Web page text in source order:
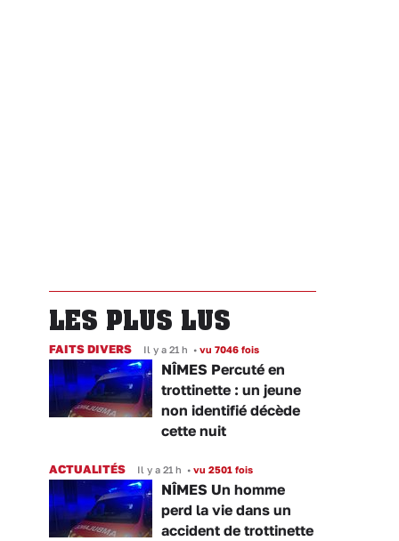
LES PLUS LUS
FAITS DIVERS Il y a 21 h • vu 7046 fois
NÎMES Percuté en
trottinette : un jeune
non identifié décède
cette nuit
ACTUALITÉS Il y a 21 h • vu 2501 fois
NÎMES Un homme
perd la vie dans un
accident de trottinette